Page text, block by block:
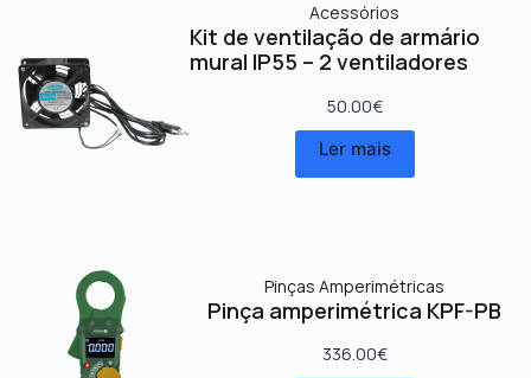
Acessórios
Kit de ventilação de armário
mural IP55 – 2 ventiladores
50.00€
Ler mais
Pinças Amperimétricas
Pinça amperimétrica KPF-PB
336.00€